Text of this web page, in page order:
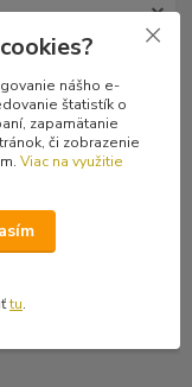
so vzorom
z kvalitnej hrubej
nášho e-
štatistík o
zapamätanie
či zobrazenie
Viac na využitie
tu.